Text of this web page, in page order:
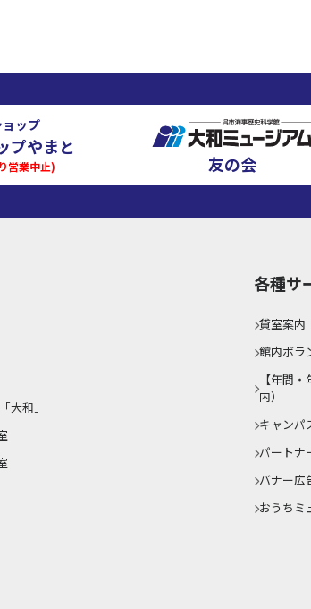
ップ
プやまと
営業中止) 友の会
大和」
各種サ
貸室案内
館内ボラ
【年間
内）
キャンパ
パートナ
バナー広
おうちミ